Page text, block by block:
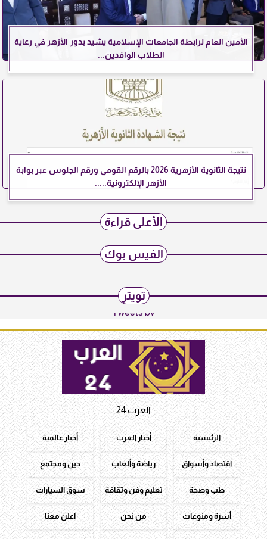
الأمين العام لرابطة الجامعات الإسلامية يشيد بدور الأزهر في رعاية
الطلاب الوافدين...
نتيجة الثانوية الأزهرية 2026 بالرقم القومي ورقم الجلوس عبر بوابة
الأزهر الإلكترونية.....
الأعلى قراءة
الفيس بوك
تويتر
Tweets by
العرب 24
الرئيسية أخبار العرب أخبار عالمية
اقتصاد وأسواق رياضة وألعاب دين ومجتمع
طب وصحة تعليم وفن وثقافة سوق السيارات
أسرة ومنوعات من نحن اعلن معنا